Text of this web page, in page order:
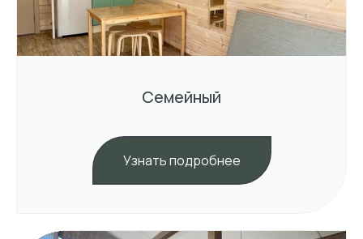
Семейный
Узнать подробнее